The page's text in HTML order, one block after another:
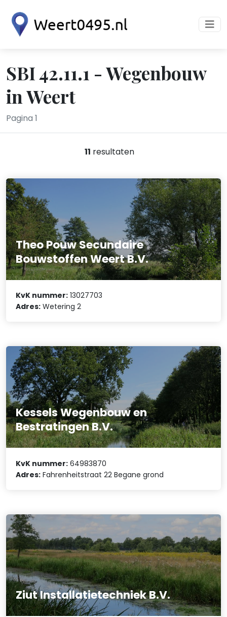
SBI 42.11.1 - Wegenbouw
in Weert
Pagina 1
11 resultaten
Theo Pouw Secundaire
Bouwstoffen Weert B.V.
KvK nummer: 13027703
Adres: Wetering 2
Kessels Wegenbouw en
Bestratingen B.V.
KvK nummer: 64983870
Adres: Fahrenheitstraat 22 Begane grond
Ziut Installatietechniek B.V.